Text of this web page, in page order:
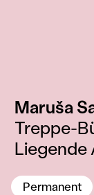
Maruša
Treppe-
Liegende
Permanent